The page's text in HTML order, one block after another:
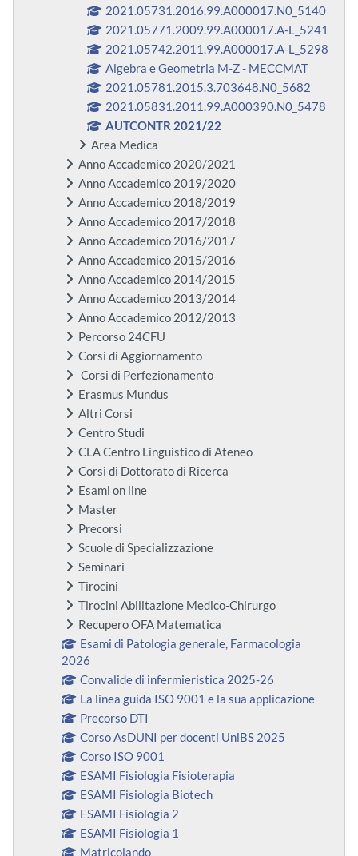
2021.05731.2016.99.A000017.N0_5140
2021.05771.2009.99.A000017.A-L_5241
2021.05742.2011.99.A000017.A-L_5298
Algebra e Geometria M-Z - MECCMAT
2021.05781.2015.3.703648.N0_5682
2021.05831.2011.99.A000390.N0_5478
AUTCONTR 2021/22
Area Medica
Anno Accademico 2020/2021
Anno Accademico 2019/2020
Anno Accademico 2018/2019
Anno Accademico 2017/2018
Anno Accademico 2016/2017
Anno Accademico 2015/2016
Anno Accademico 2014/2015
Anno Accademico 2013/2014
Anno Accademico 2012/2013
Percorso 24CFU
Corsi di Aggiornamento
Corsi di Perfezionamento
Erasmus Mundus
Altri Corsi
Centro Studi
CLA Centro Linguistico di Ateneo
Corsi di Dottorato di Ricerca
Esami on line
Master
Precorsi
Scuole di Specializzazione
Seminari
Tirocini
Tirocini Abilitazione Medico-Chirurgo
Recupero OFA Matematica
Esami di Patologia generale, Farmacologia
2026
Convalide di infermieristica 2025-26
La linea guida ISO 9001 e la sua applicazione
Precorso DTI
Corso AsDUNI per docenti UniBS 2025
Corso ISO 9001
ESAMI Fisiologia Fisioterapia
ESAMI Fisiologia Biotech
ESAMI Fisiologia 2
ESAMI Fisiologia 1
Matricolando